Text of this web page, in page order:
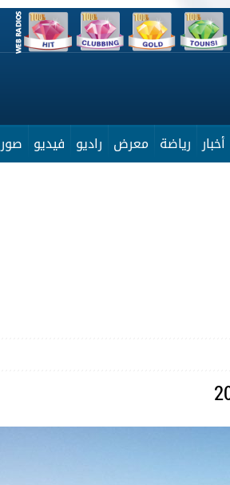
أخبار رياضة معرض راديو فيديو صور